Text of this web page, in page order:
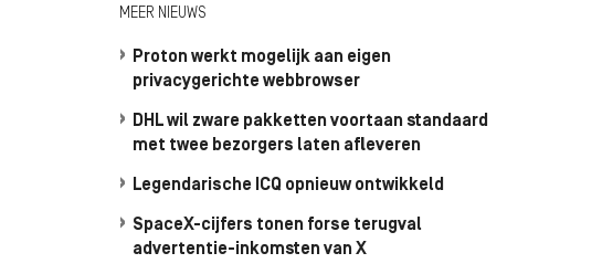
MEER NIEUWS
Proton werkt mogelijk aan eigen
privacygerichte webbrowser
DHL wil zware pakketten voortaan standaard
met twee bezorgers laten afleveren
Legendarische ICQ opnieuw ontwikkeld
SpaceX-cijfers tonen forse terugval
advertentie-inkomsten van X